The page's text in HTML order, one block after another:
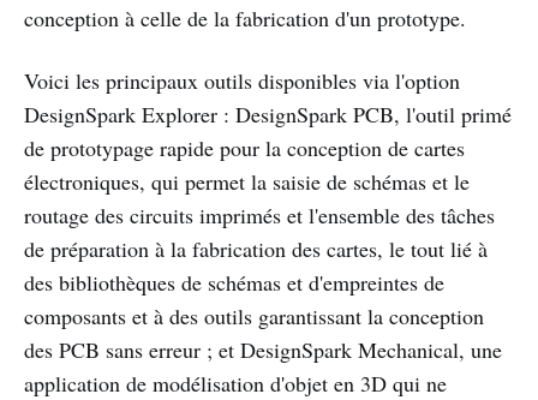
conception à celle de la fabrication d'un prototype.
Voici les principaux outils disponibles via l'option
DesignSpark Explorer : DesignSpark PCB, l'outil primé
de prototypage rapide pour la conception de cartes
électroniques, qui permet la saisie de schémas et le
routage des circuits imprimés et l'ensemble des tâches
de préparation à la fabrication des cartes, le tout lié à
des bibliothèques de schémas et d'empreintes de
composants et à des outils garantissant la conception
des PCB sans erreur ; et DesignSpark Mechanical, une
application de modélisation d'objet en 3D qui ne